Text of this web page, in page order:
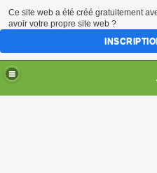
Ce site web a été créé gratuitement
avoir votre propre site web ?